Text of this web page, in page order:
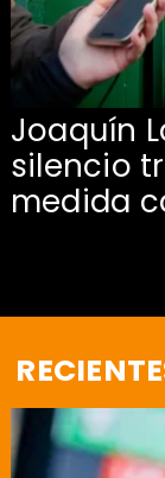
Joaquín
silencio
medida